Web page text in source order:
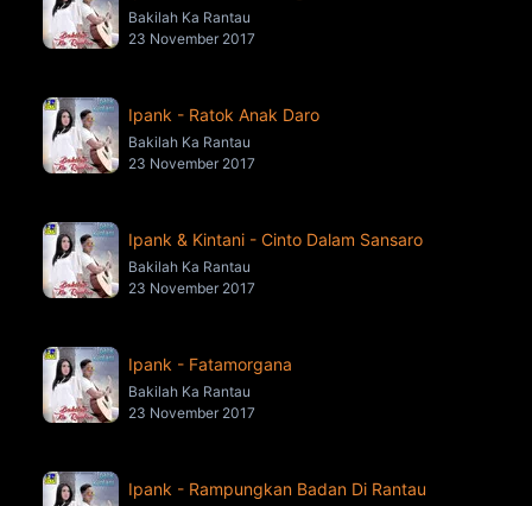
Bakilah Ka Rantau
23 November 2017
Ipank - Ratok Anak Daro
Bakilah Ka Rantau
23 November 2017
Ipank & Kintani - Cinto Dalam Sansaro
Bakilah Ka Rantau
23 November 2017
Ipank - Fatamorgana
Bakilah Ka Rantau
23 November 2017
Ipank - Rampungkan Badan Di Rantau